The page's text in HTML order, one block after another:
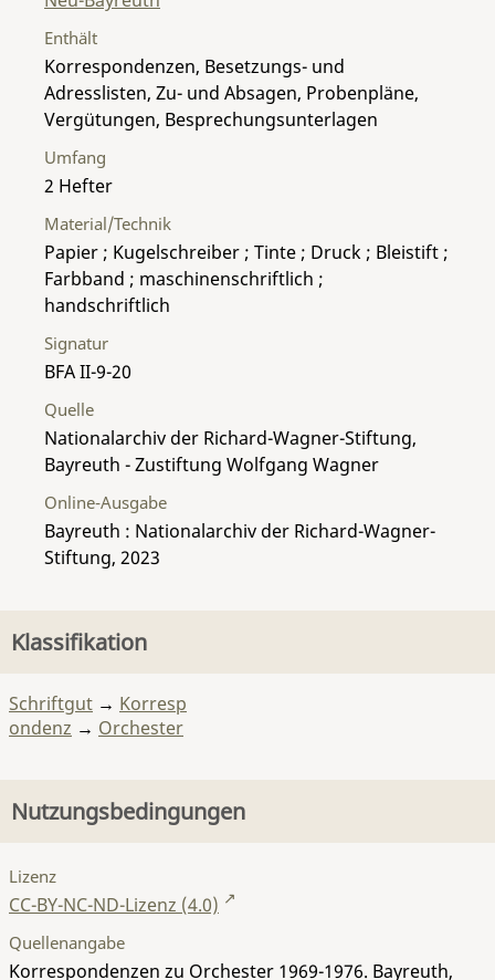
Umfang
2 Hefter
Material/Technik
Papier ; Kugelschreiber ; Tinte ; Druck ; Bleistift ;
Farbband ; maschinenschriftlich ;
handschriftlich
Enthält
Korrespondenzen, Besetzungs- und
Adresslisten, Zu- und Absagen, Probenpläne,
Vergütungen, Besprechungsunterlagen
Signatur
BFA II-9-20
Quelle
Nationalarchiv der Richard-Wagner-Stiftung,
Bayreuth - Zustiftung Wolfgang Wagner
Online-Ausgabe
Bayreuth : Nationalarchiv der Richard-Wagner-
Stiftung, 2023
Klassifikation
Schriftgut → Korresp
ondenz → Orchester
Nutzungsbedingungen
Lizenz
CC-BY-NC-ND-Lizenz (4.0)
Quellenangabe
Korrespondenzen zu Orchester 1969-1976. Bayreuth,